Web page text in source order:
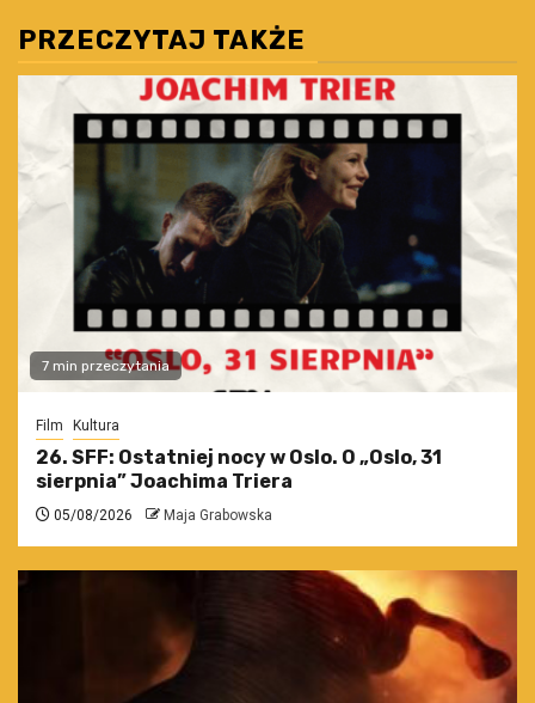
PRZECZYTAJ TAKŻE
7 min przeczytania
Film Kultura
26. SFF: Ostatniej nocy w Oslo. O „Oslo, 31
sierpnia” Joachima Triera
05/08/2026 Maja Grabowska